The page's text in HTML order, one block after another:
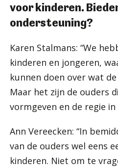
voor kinderen.
ondersteuning?
Karen Stalmans: “We
kinderen en jongeren,
kunnen doen over wat
Maar het zijn de ouders
vormgeven en de regie in
Ann Vereecken: “In
van de ouders wel eens
kinderen. Niet om te